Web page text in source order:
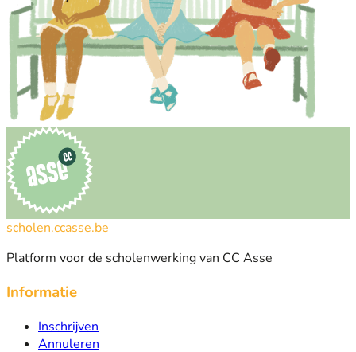
scholen.ccasse.be
Platform voor de scholenwerking van CC Asse
Informatie
Inschrijven
Annuleren